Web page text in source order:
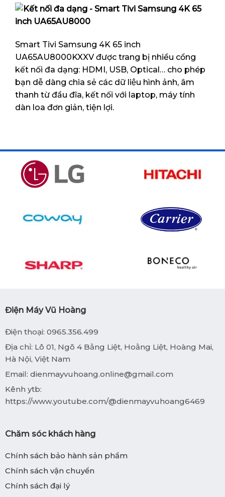
Smart Tivi Samsung 4K 65 inch
UA65AU8000KXXV được trang bị nhiều cổng
kết nối đa dạng: HDMI, USB, Optical… cho phép
bạn dễ dàng chia sẻ các dữ liệu hình ảnh, âm
thanh từ đầu đĩa, kết nối với laptop, máy tính
dàn loa đơn giản, tiện lợi.
Điện Máy Vũ Hoàng
Điện thoại: 0965.356.499
Địa chỉ: Lô 01, Ngõ 4 Bằng Liệt, Hoằng Liệt, Hoàng Mai,
Hà Nội, Việt Nam
Email: dienmayvuhoang.online@gmail.com
Kênh ytb:
https://www.youtube.com/@dienmayvuhoang6469
Chăm sóc khách hàng
Chính sách bảo hành sản phẩm
Chính sách vận chuyển
Chính sách đại lý